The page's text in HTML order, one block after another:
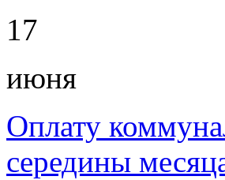
17
июня
Оплату
середины